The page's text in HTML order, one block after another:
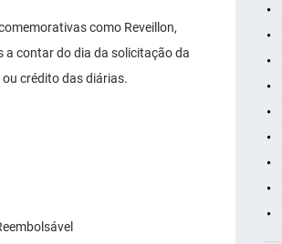
como Reveillon,
a contar do dia da solicitação da
crédito das diárias.